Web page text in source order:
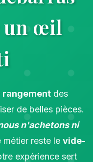
un œil
rangementdes
de belles pièces.
n'achetons ni
métier reste le vide-
expérience sert